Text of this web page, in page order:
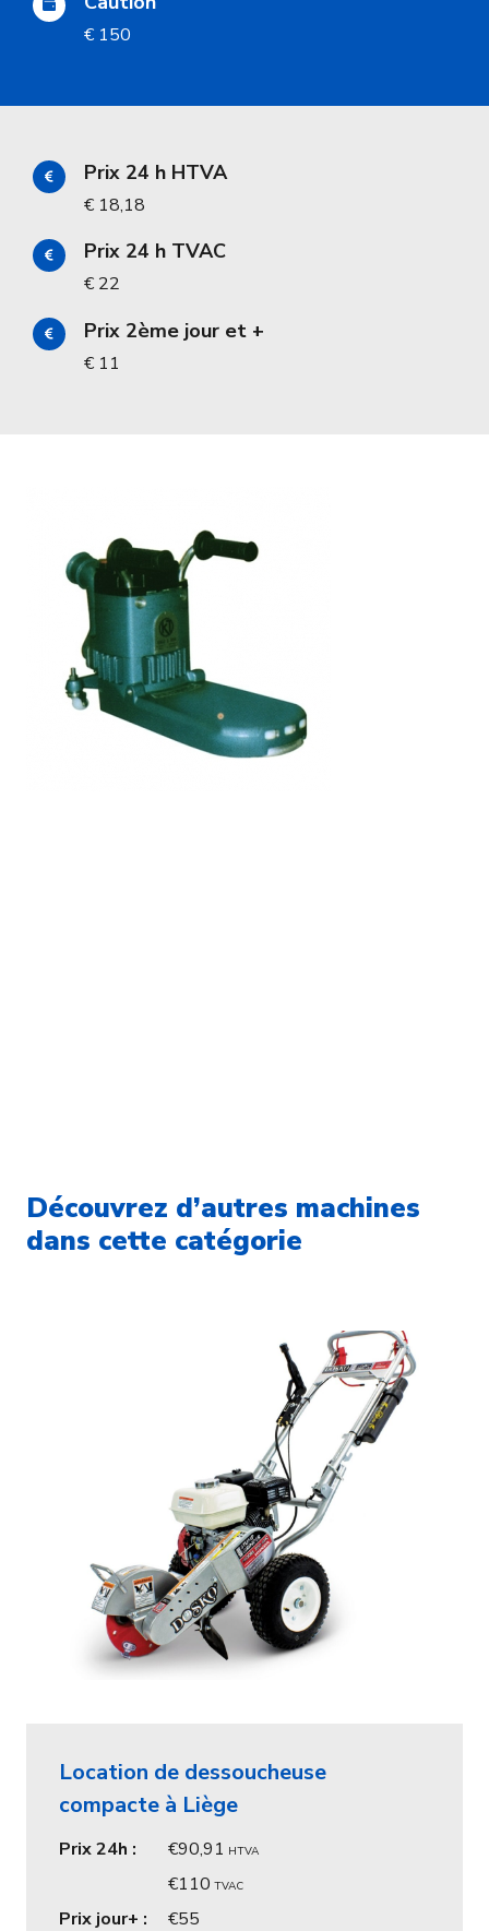
€ 150
Prix 24 h HTVA
€ 18,18
Prix 24 h TVAC
€ 22
Prix 2ème jour et +
€ 11
Découvrez d’autres machines
dans cette catégorie
Location de dessoucheuse
compacte à Liège
Prix 24h : 90,91 HTVA
110 TVAC
Prix jour+ : 55